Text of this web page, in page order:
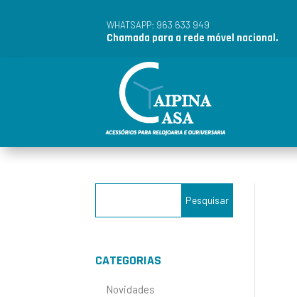
WHATSAPP: 963 633 949
Chamada para a rede móvel nacional.
CATEGORIAS
Novidades